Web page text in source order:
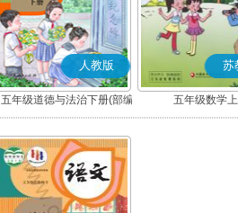
人教版
五年级道德与法治下册(部编
版)
苏
五年级数学